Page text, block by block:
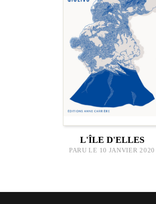
L'ÎLE D'ELLES
PARU LE 10 JANVIER 2020